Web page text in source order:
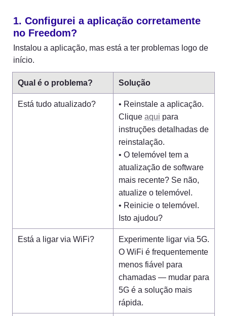
1. Configurei a aplicação corretamente
no Freedom?
Instalou a aplicação, mas está a ter problemas logo de
início.
Qual é o problema? Solução
Está tudo atualizado?
• Reinstale a aplicação.
Clique aqui para
instruções detalhadas de
reinstalação.
• O telemóvel tem a
atualização de software
mais recente? Se não,
atualize o telemóvel.
• Reinicie o telemóvel.
Isto ajudou?
Está a ligar via WiFi?
Experimente ligar via 5G.
O WiFi é frequentemente
menos fiável para
chamadas — mudar para
5G é a solução mais
rápida.